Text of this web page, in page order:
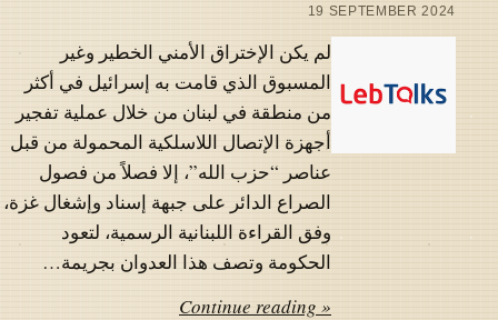
19 SEPTEMBER 2024
لم يكن الإختراق الأمني الخطير وغير
المسبوق الذي قامت به إسرائيل في أكثر
من منطقة في لبنان من خلال عملية تفجير
أجهزة الإتصال اللاسلكية المحمولة من قبل
عناصر “حزب الله”، إلا فصلاً من فصول
الصراع الدائر على جبهة إسناد وإشغال غزة،
وفق القراءة اللبنانية الرسمية، لتعود
الحكومة وتصف هذا العدوان بجريمة…
Continue reading »